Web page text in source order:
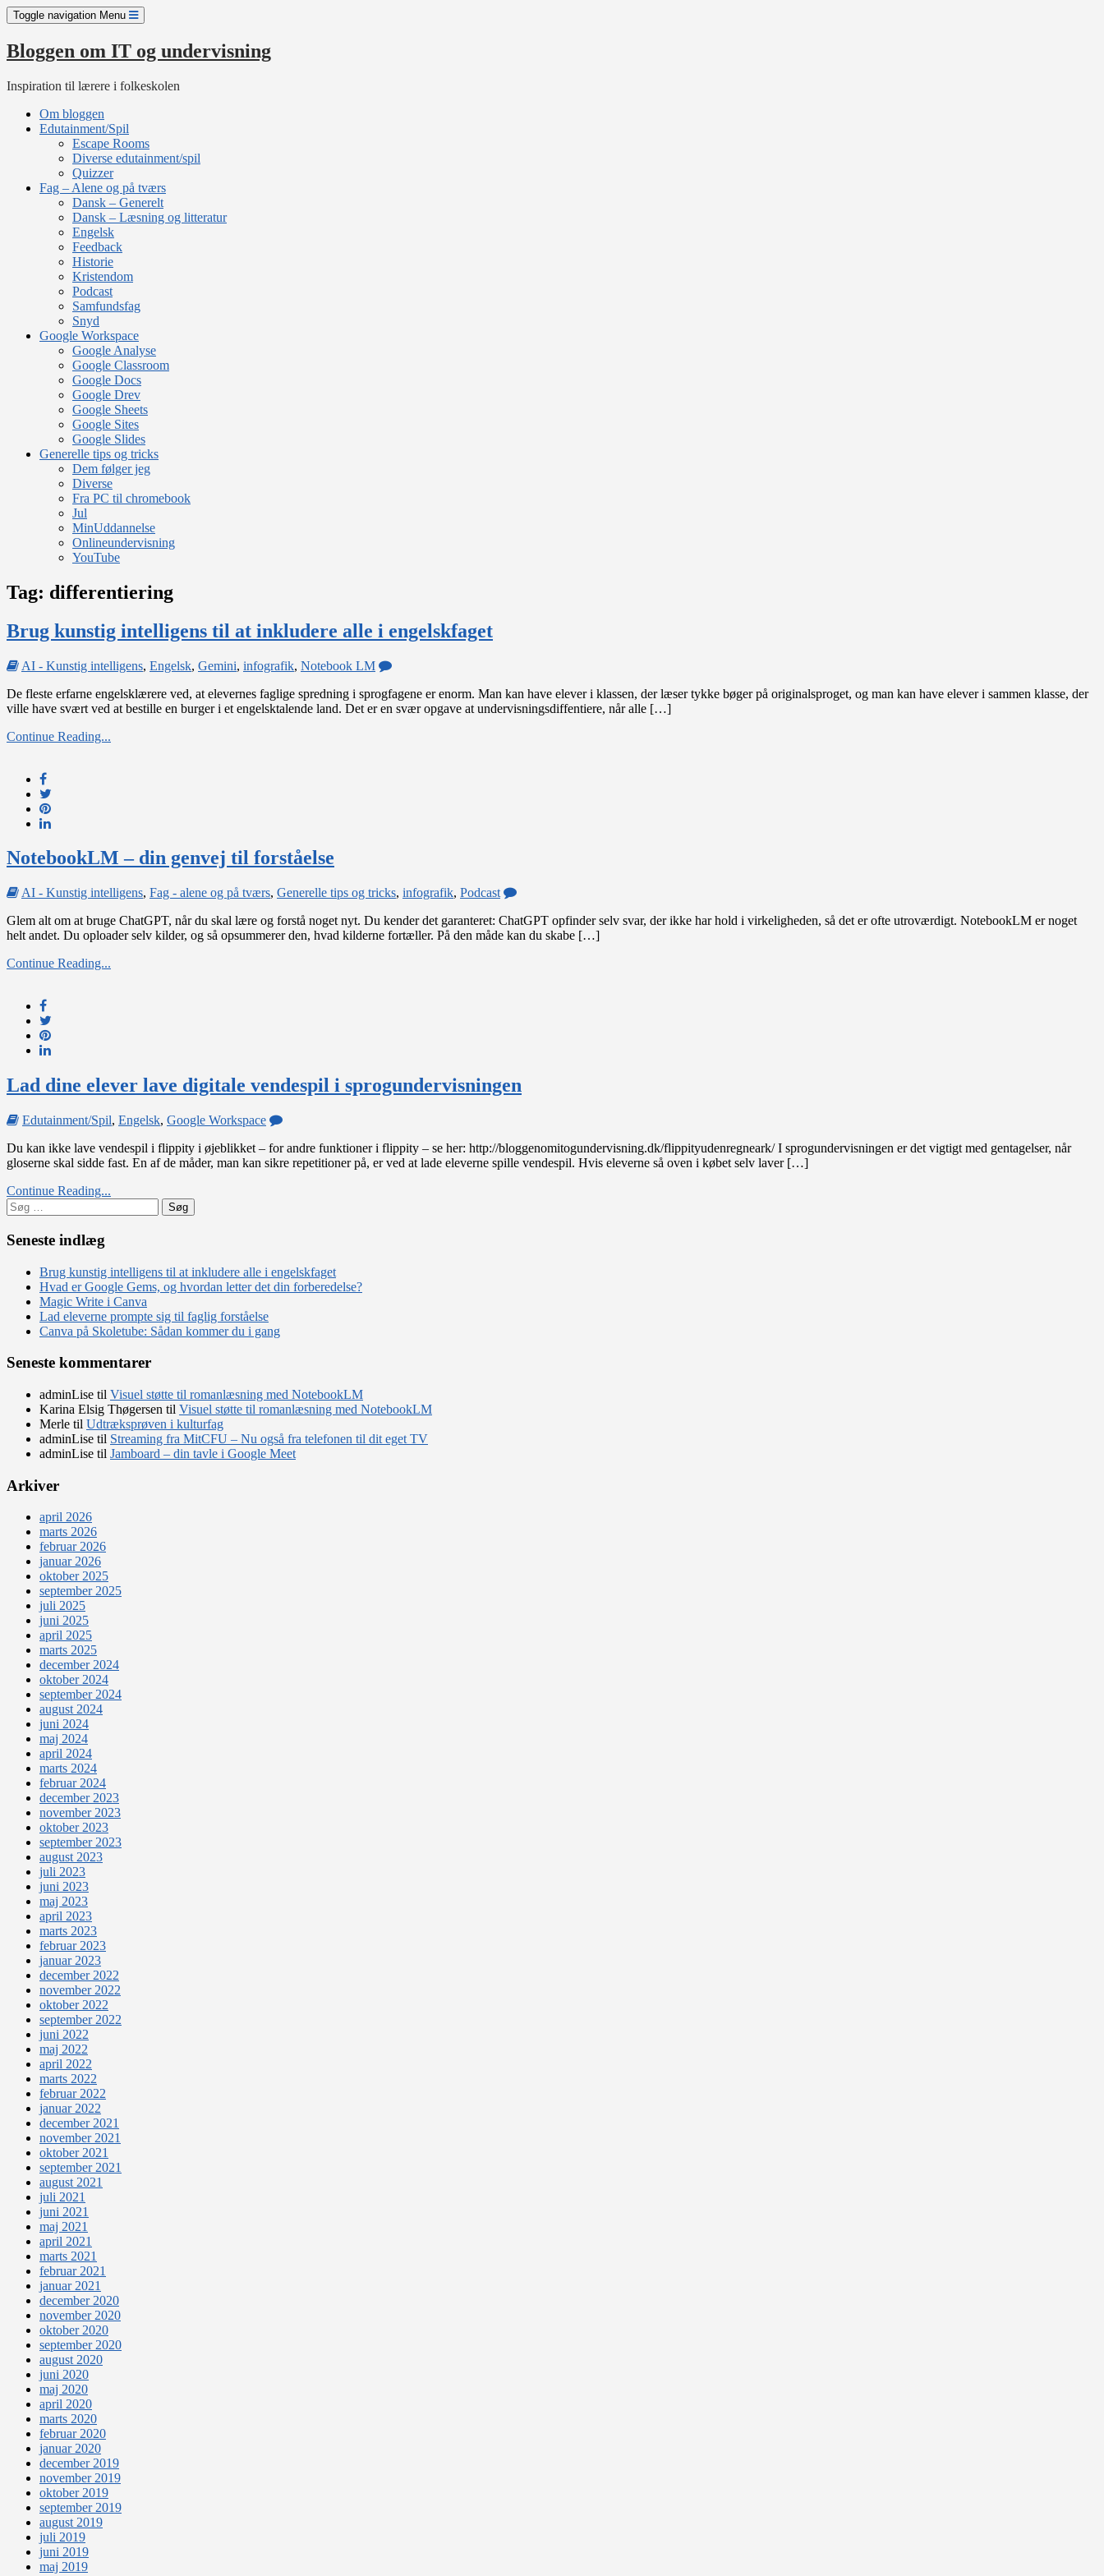
Skip
to
content
Toggle navigation Menu
Bloggen om IT og undervisning
Inspiration til lærere i folkeskolen
Om bloggen
Edutainment/Spil
Escape Rooms
Diverse edutainment/spil
Quizzer
Fag – Alene og på tværs
Dansk – Generelt
Dansk – Læsning og litteratur
Engelsk
Feedback
Historie
Kristendom
Podcast
Samfundsfag
Snyd
Google Workspace
Google Analyse
Google Classroom
Google Docs
Google Drev
Google Sheets
Google Sites
Google Slides
Generelle tips og tricks
Dem følger jeg
Diverse
Fra PC til chromebook
Jul
MinUddannelse
Onlineundervisning
YouTube
Tag: differentiering
Brug kunstig intelligens til at inkludere alle i engelskfaget
AI - Kunstig intelligens, Engelsk, Gemini, infografik, Notebook LM
on
kunstig
intelligens
De fleste erfarne engelsklærere ved, at elevernes faglige spredning i sprogfagene er enorm. Man kan have elever i klassen, der læser tykke bøger på originalsproget, og man kan have elever i sammen klasse, der
ville have svært ved at bestille en burger i et engelsktalende land. Det er en svær opgave at undervisningsdiffentiere, når alle […]
Continue Reading...
NotebookLM – din genvej til forståelse
AI - Kunstig intelligens, Fag - alene og på tværs, Generelle tips og tricks, infografik, Podcast
on
–
din
Glem alt om at bruge ChatGPT, når du skal lære og forstå noget nyt. Du kender det garanteret: ChatGPT opfinder selv svar, der ikke har hold i virkeligheden, så det er ofte utroværdigt. NotebookLM er noget
helt andet. Du oploader selv kilder, og så opsummerer den, hvad kilderne fortæller. På den måde kan du skabe […]
Continue Reading...
Lad dine elever lave digitale vendespil i sprogundervisningen
Edutainment/Spil, Engelsk, Google Workspace
on
dine
elever
Du kan ikke lave vendespil i flippity i øjeblikket – for andre funktioner i flippity – se her: http://bloggenomitogundervisning.dk/flippityudenregneark/ I sprogundervisningen er det vigtigt med gentagelser, når
gloserne skal sidde fast. En af de måder, man kan sikre repetitioner på, er ved at lade eleverne spille vendespil. Hvis eleverne så oven i købet selv laver […]
Continue Reading...
Søg
efter:
Seneste indlæg
Brug kunstig intelligens til at inkludere alle i engelskfaget
Hvad er Google Gems, og hvordan letter det din forberedelse?
Magic Write i Canva
Lad eleverne prompte sig til faglig forståelse
Canva på Skoletube: Sådan kommer du i gang
Seneste kommentarer
adminLise til Visuel støtte til romanlæsning med NotebookLM
Karina Elsig Thøgersen til Visuel støtte til romanlæsning med NotebookLM
Merle til Udtræksprøven i kulturfag
adminLise til Streaming fra MitCFU – Nu også fra telefonen til dit eget TV
adminLise til Jamboard – din tavle i Google Meet
Arkiver
april 2026
marts 2026
februar 2026
januar 2026
oktober 2025
september 2025
juli 2025
juni 2025
april 2025
marts 2025
december 2024
oktober 2024
september 2024
august 2024
juni 2024
maj 2024
april 2024
marts 2024
februar 2024
december 2023
november 2023
oktober 2023
september 2023
august 2023
juli 2023
juni 2023
maj 2023
april 2023
marts 2023
februar 2023
januar 2023
december 2022
november 2022
oktober 2022
september 2022
juni 2022
maj 2022
april 2022
marts 2022
februar 2022
januar 2022
december 2021
november 2021
oktober 2021
september 2021
august 2021
juli 2021
juni 2021
maj 2021
april 2021
marts 2021
februar 2021
januar 2021
december 2020
november 2020
oktober 2020
september 2020
august 2020
juni 2020
maj 2020
april 2020
marts 2020
februar 2020
januar 2020
december 2019
november 2019
oktober 2019
september 2019
august 2019
juli 2019
juni 2019
maj 2019